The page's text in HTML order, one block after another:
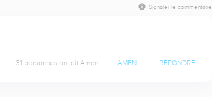
Signaler le commentaire
31 personnes ont dit Amen AMEN RÉPONDRE